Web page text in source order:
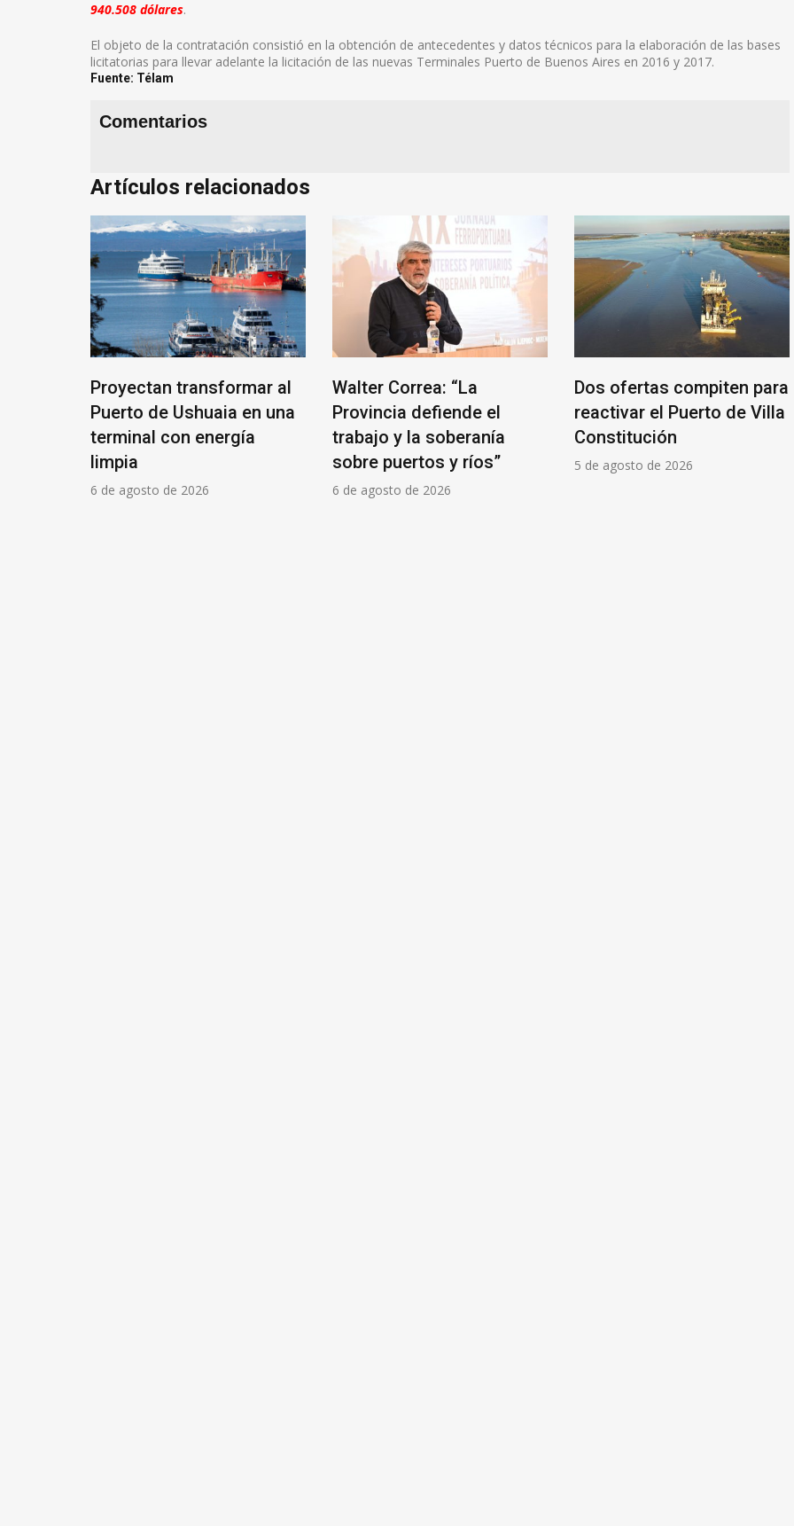
940.508 dólares.
El objeto de la contratación consistió en la obtención de antecedentes y datos técnicos para la elaboración de las bases
licitatorias para llevar adelante la licitación de las nuevas Terminales Puerto de Buenos Aires en 2016 y 2017.
Fuente: Télam
Comentarios
Artículos relacionados
Proyectan transformar al
Puerto de Ushuaia en una
terminal con energía
limpia
6 de agosto de 2026
Walter Correa: “La
Provincia defiende el
trabajo y la soberanía
sobre puertos y ríos”
6 de agosto de 2026
Dos ofertas compiten para
reactivar el Puerto de Villa
Constitución
5 de agosto de 2026